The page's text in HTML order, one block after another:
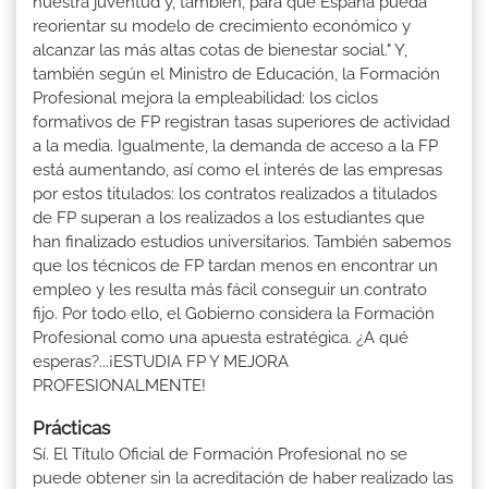
reorientar su modelo de crecimiento económico y
alcanzar las más altas cotas de bienestar social." Y,
también según el Ministro de Educación, la Formación
Profesional mejora la empleabilidad: los ciclos
formativos de FP registran tasas superiores de actividad
a la media. Igualmente, la demanda de acceso a la FP
está aumentando, así como el interés de las empresas
por estos titulados: los contratos realizados a titulados
de FP superan a los realizados a los estudiantes que
han finalizado estudios universitarios. También sabemos
que los técnicos de FP tardan menos en encontrar un
empleo y les resulta más fácil conseguir un contrato
fijo. Por todo ello, el Gobierno considera la Formación
Profesional como una apuesta estratégica. ¿A qué
esperas?...¡ESTUDIA FP Y MEJORA
PROFESIONALMENTE!
Prácticas
Sí. El Título Oficial de Formación Profesional no se
puede obtener sin la acreditación de haber realizado las